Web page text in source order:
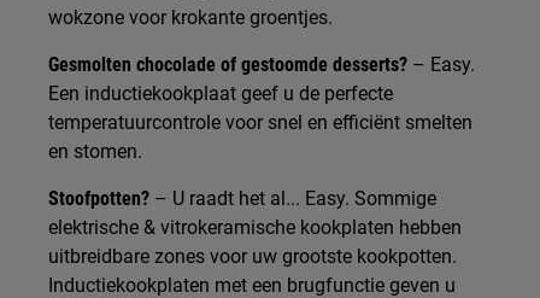
wokzone voor krokante groentjes.
Gesmolten chocolade of gestoomde desserts? – Easy.
Een inductiekookplaat geef u de perfecte
temperatuurcontrole voor snel en efficiënt smelten
en stomen.
Stoofpotten? – U raadt het al... Easy. Sommige
elektrische & vitrokeramische kookplaten hebben
uitbreidbare zones voor uw grootste kookpotten.
Inductiekookplaten met een brugfunctie geven u